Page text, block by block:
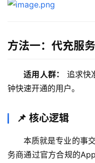
方法一：代充服
适用人群：
追求快
钟快速开通的用户。
📌 核心逻辑
本质就是专业的事
务商通过官方合规的